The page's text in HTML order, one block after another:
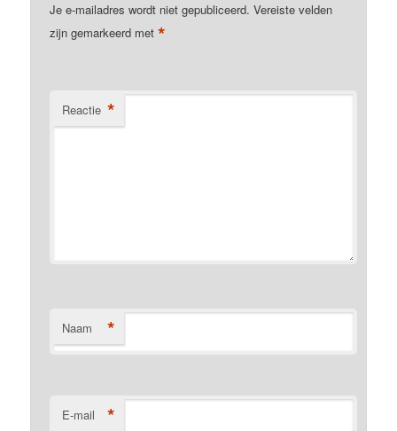
Je e-mailadres wordt niet gepubliceerd. Vereiste velden
zijn gemarkeerd met*
Reactie *
Naam *
E-mail *